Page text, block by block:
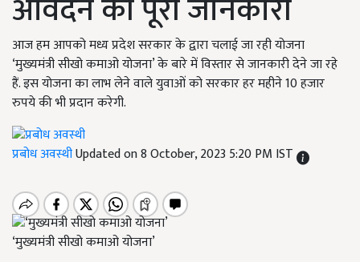
आज हम आपको मध्य प्रदेश सरकार के द्वारा चलाई जा रही योजना
‘मुख्यमंत्री सीखो कमाओ योजना’ के बारे में विस्तार से जानकारी देने जा रहे
हैं. इस योजना का लाभ लेने वाले युवाओं को सरकार हर महीने 10 हजार
रुपये की भी प्रदान करेगी.
प्रबोध अवस्थीUpdated on 8 October, 2023 5:20 PM IST
‘मुख्यमंत्री सीखो कमाओ योजना’